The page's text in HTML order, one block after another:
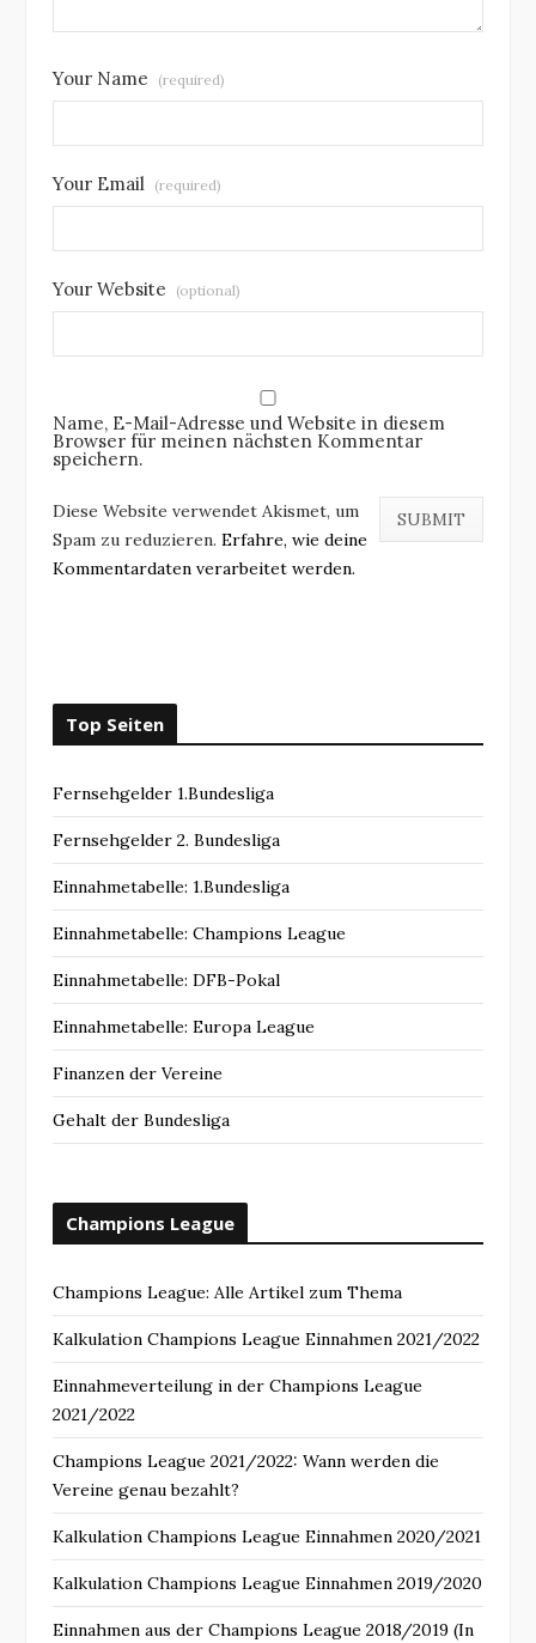
Your Name (required)
Your Email (required)
Your Website (optional)
Name, E-Mail-Adresse und Website in diesem
Browser für meinen nächsten Kommentar
speichern.
Diese Website verwendet Akismet, um
Spam zu reduzieren. Erfahre, wie deine
Kommentardaten verarbeitet werden.
Top Seiten
Fernsehgelder 1.Bundesliga
Fernsehgelder 2. Bundesliga
Einnahmetabelle: 1.Bundesliga
Einnahmetabelle: Champions League
Einnahmetabelle: DFB-Pokal
Einnahmetabelle: Europa League
Finanzen der Vereine
Gehalt der Bundesliga
Champions League
Champions League: Alle Artikel zum Thema
Kalkulation Champions League Einnahmen 2021/2022
Einnahmeverteilung in der Champions League
2021/2022
Champions League 2021/2022: Wann werden die
Vereine genau bezahlt?
Kalkulation Champions League Einnahmen 2020/2021
Kalkulation Champions League Einnahmen 2019/2020
Einnahmen aus der Champions League 2018/2019 (In